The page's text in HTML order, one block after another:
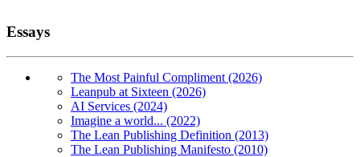
Essays
The Most Painful Compliment (2026)
Leanpub at Sixteen (2026)
AI Services (2024)
Imagine a world... (2022)
The Lean Publishing Definition (2013)
The Lean Publishing Manifesto (2010)